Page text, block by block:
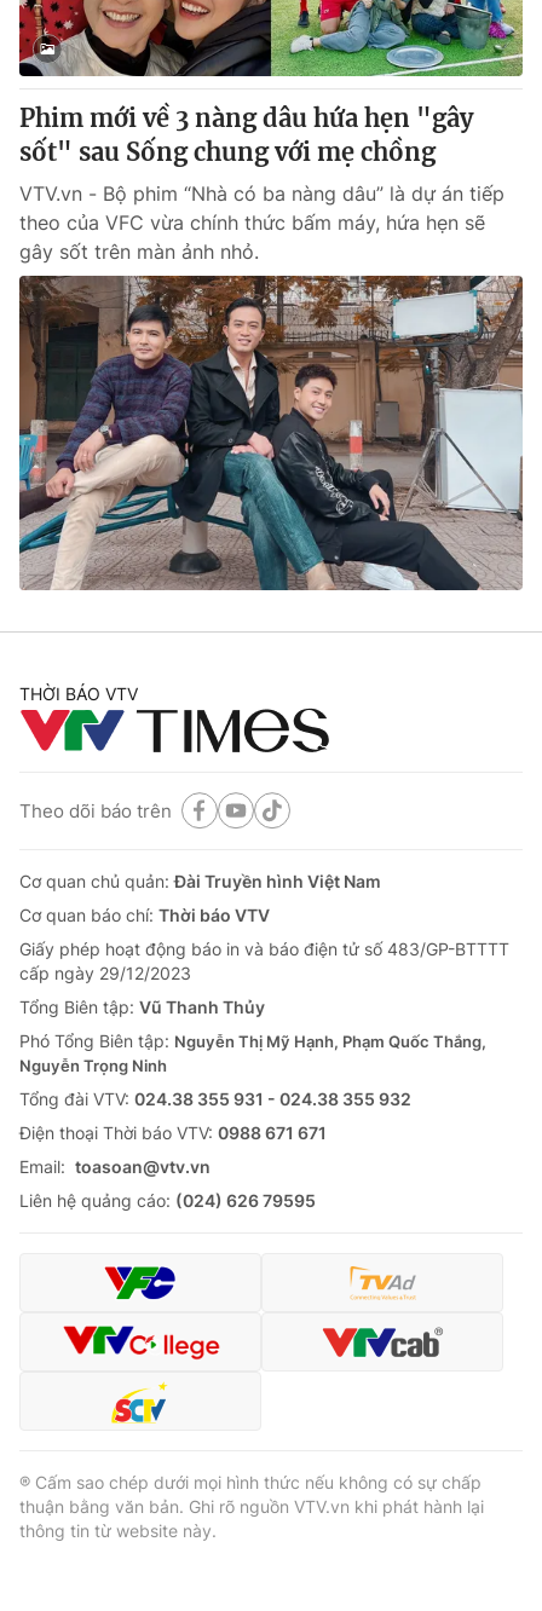
Sản phẩm
Thị trường
Tư vấn
Lịch phát sóng
Chuyên mục khác
Emagazine Podcast
Photo
Video Shorts video
VTV Money VTV Thể thao
VTV Sức khoẻ Bất động sản
Thị trường 24h Tấm lòng Việt
VTV9
Liên hệ tòa soạn English
THỜI BÁO VTV
Theo dõi báo trên
Cơ quan chủ quản:
Cơ quan báo chí:Thời báo VTV
Giấy phép hoạt động báo in và báo điện tử số 483/GP-BTTTT
cấp ngày 29/12/2023
Tổng Biên tập:
Vũ Thanh Thủy
Tổng đài VTV: 024.38 355 931 - 024.38 355 932
toasoan@vtv.vn
Liên hệ quảng cáo:
Phim mới về 3 nàng dâu hứa hẹn "gây
sốt" sau Sống chung với mẹ chồng
VTV.vn - Bộ phim “Nhà có ba nàng dâu” là dự án tiếp
theo của VFC vừa chính thức bấm máy, hứa hẹn sẽ
gây sốt trên màn ảnh nhỏ.
THỜI BÁO VTV
Theo dõi báo trên
Cơ quan chủ quản:Đài Truyền hình Việt Nam
Cơ quan báo chí: Thời báo VTV
Giấy phép hoạt động báo in và báo điện tử số 483/GP-BTTTT
cấp ngày 29/12/2023
Tổng Biên tập: Vũ Thanh Thủy
Phó Tổng Biên tập: Nguyễn Thị Mỹ Hạnh, Phạm Quốc Thắng,
Nguyễn Trọng Ninh
Tổng đài VTV: 024.38 355 931 - 024.38 355 932
Ðiện thoại Thời báo VTV: 0988 671 671
Email: toasoan@vtv.vn
Liên hệ quảng cáo: (024) 626 79595
® Cấm sao chép dưới mọi hình thức nếu không có sự chấp
thuận bằng văn bản. Ghi rõ nguồn VTV.vn khi phát hành lại
thông tin từ website này.